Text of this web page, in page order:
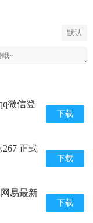
默认
微信登
下载
正式
下载
易最新
下载